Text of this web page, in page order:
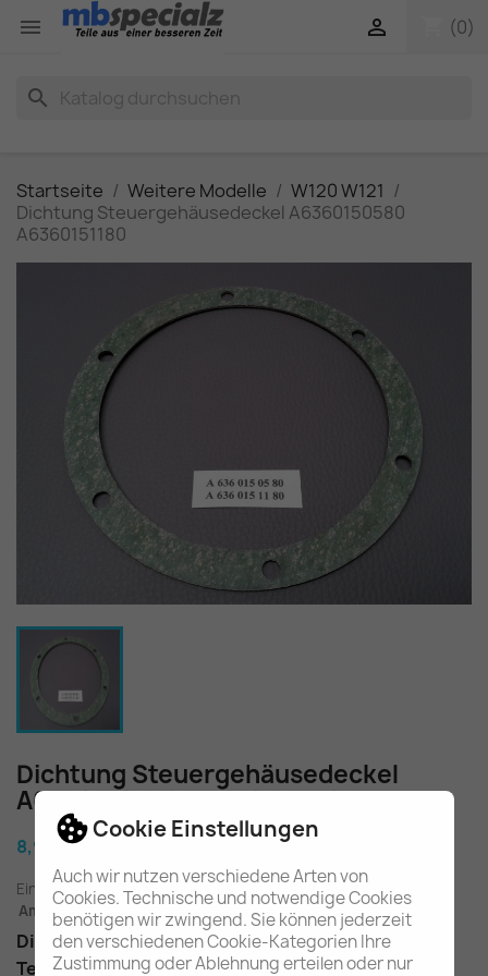
Cookie Einstellungen
Auch wir nutzen verschiedene Arten von
Cookies. Technische und notwendige Cookies
benötigen wir zwingend. Sie können jederzeit
den verschiedenen Cookie-Kategorien Ihre
Zustimmung oder Ablehnung erteilen oder nur
 (0)

search
Startseite Weitere Modelle
W120 W121
Dichtung Steuergehäusedeckel A6360150580
A6360151180
Dichtung Steuergehäusedeckel
A6360150580 A6360151180
8,90 €
Einschl. gesetzl. MwSt.
zuzügl. Versandkosten
Am Lager - In 2-3 Tagen bei Ihnen (Inland)
Dichtung für Steuergehäusedeckel
Teilenummer: A6360150580, A6360151180